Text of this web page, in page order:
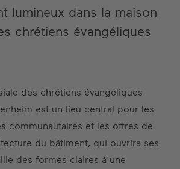
lumineux dans la maison
chrétiens évangéliques
des chrétiens évangéliques
est un lieu central pour les
communautaires et les offres de
du bâtiment, qui ouvrira ses
des formes claires à une